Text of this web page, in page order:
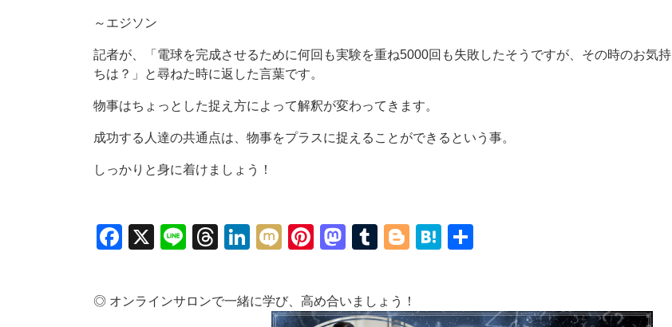
～エジソン
記者が、「電球を完成させるために何回も実験を重ね5000回も失敗したそうですが、その時のお気持
ちは？」と尋ねた時に返した言葉です。
物事はちょっとした捉え方によって解釈が変わってきます。
成功する人達の共通点は、物事をプラスに捉えることができるという事。
しっかりと身に着けましょう！
Facebook
X LineThreads
LinkedIn
MixiPinterest
Mastodon
Tumblr
Blogger
Hatena
◎ オンラインサロンで一緒に学び、高め合いましょう！